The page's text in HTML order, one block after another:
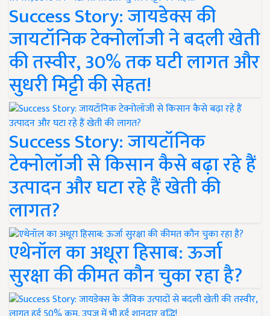
Success Story: जायडेक्स की
जायटॉनिक टेक्नोलॉजी ने बदली खेती
की तस्वीर, 30% तक घटी लागत और
सुधरी मिट्टी की सेहत!
Success Story: जायटॉनिक
टेक्नोलॉजी से किसान कैसे बढ़ा रहे हैं
उत्पादन और घटा रहे हैं खेती की
लागत?
एथेनॉल का अधूरा हिसाब: ऊर्जा
सुरक्षा की कीमत कौन चुका रहा है?